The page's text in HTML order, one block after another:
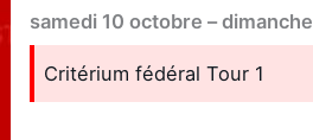
samedi 10 octobre –dimanche
Critérium fédéral Tour 1